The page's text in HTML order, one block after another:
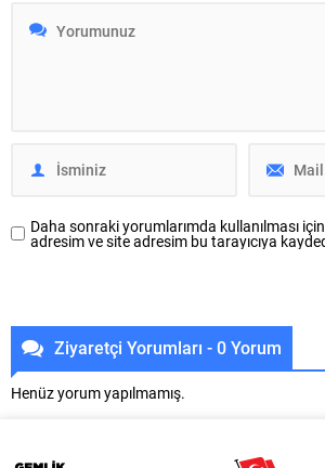
harmanlanmış vizyonunun ilan
Hasan
Daha sonraki yorumlarımda kullanılması
adresim ve site adresim bu tarayıcıya
Ziyaretçi Yorumları - 0 Yorum
Henüz yorum yapılmamış.